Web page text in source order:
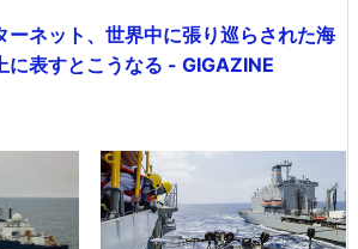
ーネット、世界中に張り巡らされた海
に表すとこうなる - GIGAZINE